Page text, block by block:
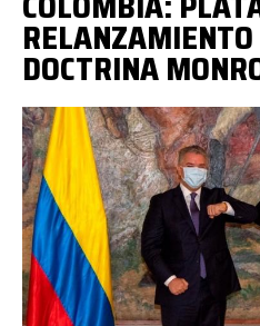
duque
pompeo.jpg
DOCTRINA